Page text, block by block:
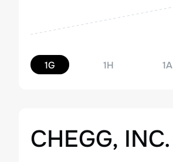
1G 1H 1A
CHEGG, INC.